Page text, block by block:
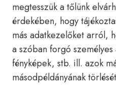
megtesszük a tőlünk
érdekében, hogy
más adatkezelőket arról,
a szóban forgó
fényképek, stb. ill. azok
másodpéldányának